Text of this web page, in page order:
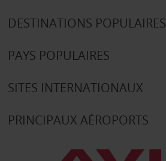
DESTINATIONS POPULAIRES
PAYS POPULAIRES
SITES INTERNATIONAUX
PRINCIPAUX AÉROPORTS